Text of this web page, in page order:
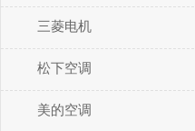
三菱电机
松下空调
美的空调